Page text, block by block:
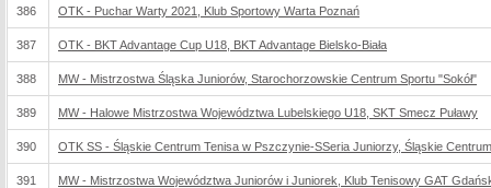
386 OTK - Puchar Warty 2021, Klub Sportowy Warta Poznań
387 OTK - BKT Advantage Cup U18, BKT Advantage Bielsko-Biała
388 MW - Mistrzostwa Śląska Juniorów, Starochorzowskie Centrum Sportu "Sokół"
389 MW - Halowe Mistrzostwa Województwa Lubelskiego U18, SKT Smecz Puławy
390 OTK SS - Śląskie Centrum Tenisa w Pszczynie-SSeria Juniorzy, Śląskie
391 MW - Mistrzostwa Województwa Juniorów i Juniorek, Klub Tenisowy GAT